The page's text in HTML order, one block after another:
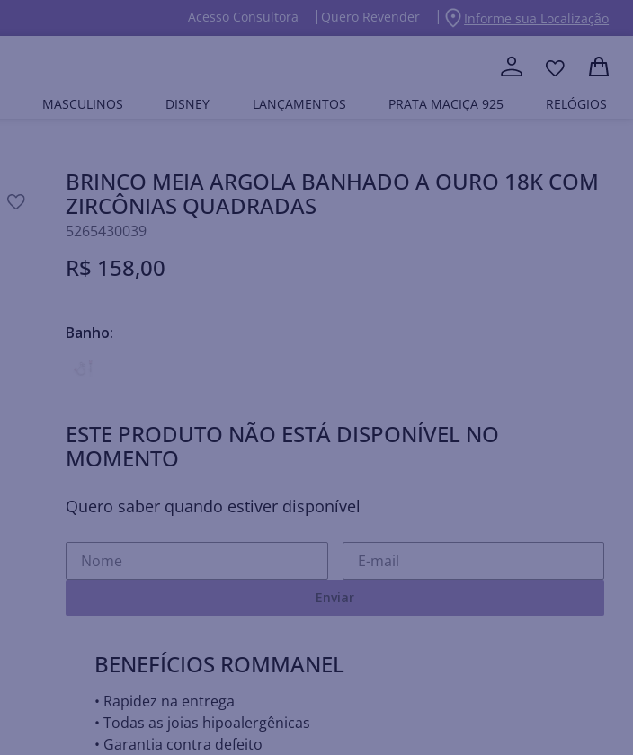
Acesso Consultora Quero Revender Informe sua Localização
MASCULINOS DISNEY LANÇAMENTOS PRATA MACIÇA 925 RELÓGIOS
BRINCO MEIA ARGOLA BANHADO A OURO 18K COM
ZIRCÔNIAS QUADRADAS
5265430039
R$ 158,00
Banho:
ESTE PRODUTO NÃO ESTÁ DISPONÍVEL NO
MOMENTO
Quero saber quando estiver disponível
Enviar
BENEFÍCIOS ROMMANEL
• Rapidez na entrega
• Todas as joias hipoalergênicas
• Garantia contra defeito